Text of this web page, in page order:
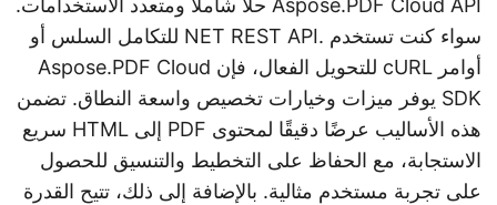
Aspose.PDF Cloud API حلاً شاملاً ومتعدد الاستخدامات.
سواء كنت تستخدم .NET REST API للتكامل السلس أو
أوامر cURL للتحويل الفعال، فإن Aspose.PDF Cloud
SDK يوفر ميزات وخيارات تخصيص واسعة النطاق. تضمن
هذه الأساليب عرضًا دقيقًا لمحتوى PDF إلى HTML سريع
الاستجابة، مع الحفاظ على التخطيط والتنسيق للحصول
على تجربة مستخدم مثالية. بالإضافة إلى ذلك، تتيح القدرة